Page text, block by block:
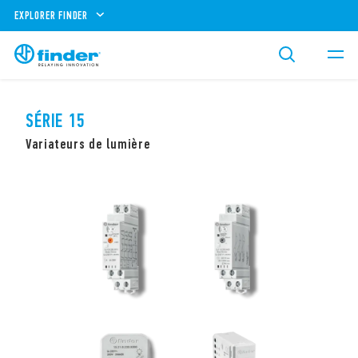
EXPLORER FINDER
SÉRIE 15
Variateurs de lumière